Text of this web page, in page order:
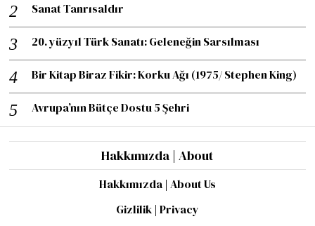
Sanat Tanrısaldır
20. yüzyıl Türk Sanatı: Geleneğin Sarsılması
Bir Kitap Biraz Fikir: Korku Ağı (1975/ Stephen King)
Avrupa’nın Bütçe Dostu 5 Şehri
Hakkımızda | About
Hakkımızda | About Us
Gizlilik | Privacy